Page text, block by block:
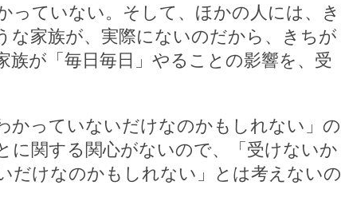
っていない。そして、ほかの人には、き
な家族が、実際にないのだから、きちが
族が「毎日毎日」やることの影響を、受
かっていないだけなのかもしれない」の
に関する関心がないので、「受けないか
だけなのかもしれない」とは考えないの